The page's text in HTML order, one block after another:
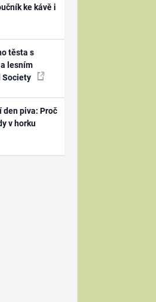
ke kávě i
těsta s
lesním
Society
den piva: Proč
v horku